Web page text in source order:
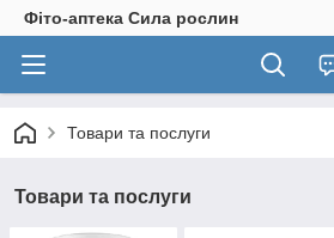
Фіто-аптека Сила рослин
Товари та послуги
Товари та послуги